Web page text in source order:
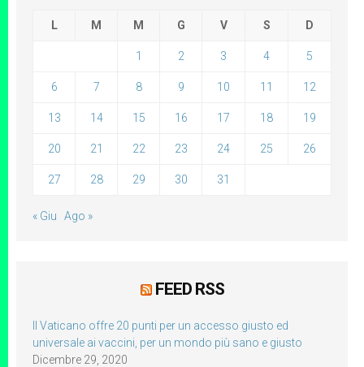
L M M G V S D
1 2 3 4 5
6 7 8 9 10 11 12
13 14 15 16 17 18 19
20 21 22 23 24 25 26
27 28 29 30 31
« Giu Ago »
FEED RSS
Il Vaticano offre 20 punti per un accesso giusto ed
universale ai vaccini, per un mondo più sano e giusto
Dicembre 29, 2020